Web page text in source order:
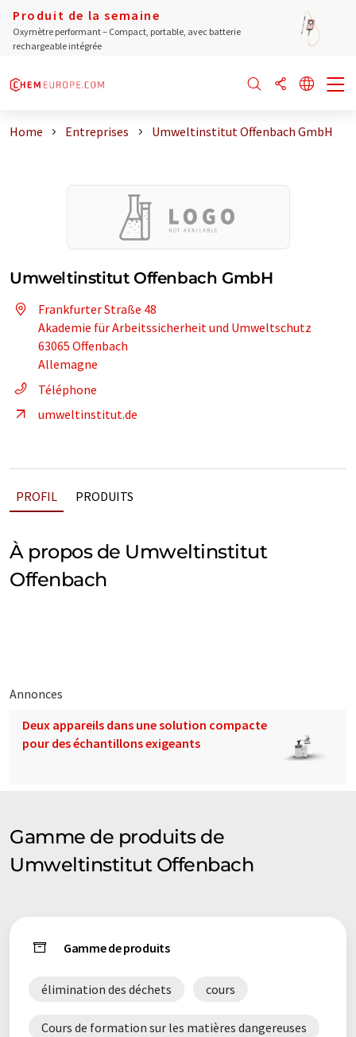
Produit de la semaine
Oxymètre performant – Compact, portable, avec batterie
rechargeable intégrée
Home Entreprises Umweltinstitut Offenbach GmbH
Umweltinstitut Offenbach GmbH
Frankfurter Straße 48
Akademie für Arbeitssicherheit und Umweltschutz
63065 Offenbach
Allemagne
Téléphone
umweltinstitut.de
PROFIL PRODUITS
À propos de Umweltinstitut
Offenbach
Annonces
Deux appareils dans une solution compacte
pour des échantillons exigeants
Gamme de produits de
Umweltinstitut Offenbach
Gamme de produits
élimination des déchets cours
Cours de formation sur les matières dangereuses